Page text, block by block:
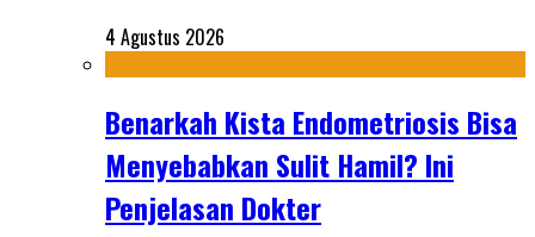
4 Agustus 2026
Benarkah Kista Endometriosis Bisa
Menyebabkan Sulit Hamil? Ini
Penjelasan Dokter